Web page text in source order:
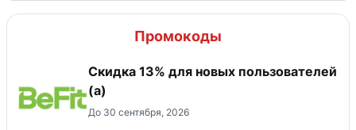
Промокоды
Скидка 13% для новых пользователей
(а)
До 30 сентября, 2026